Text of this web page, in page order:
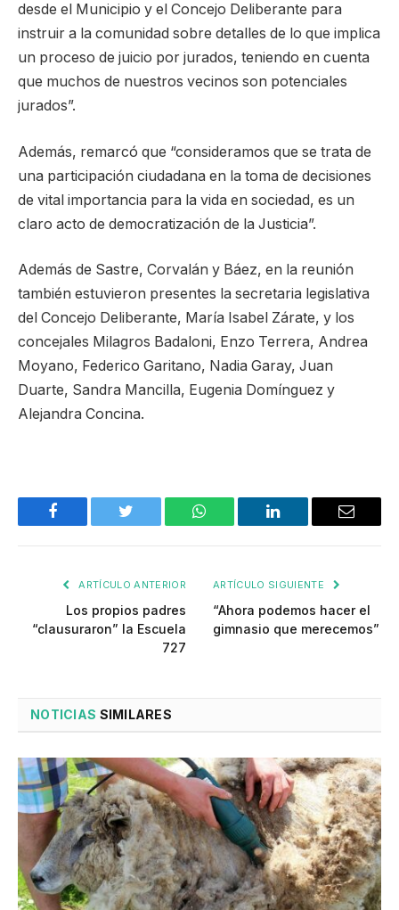
desde el Municipio y el Concejo Deliberante para
instruir a la comunidad sobre detalles de lo que implica
un proceso de juicio por jurados, teniendo en cuenta
que muchos de nuestros vecinos son potenciales
jurados”.
Además, remarcó que “consideramos que se trata de
una participación ciudadana en la toma de decisiones
de vital importancia para la vida en sociedad, es un
claro acto de democratización de la Justicia”.
Además de Sastre, Corvalán y Báez, en la reunión
también estuvieron presentes la secretaria legislativa
del Concejo Deliberante, María Isabel Zárate, y los
concejales Milagros Badaloni, Enzo Terrera, Andrea
Moyano, Federico Garitano, Nadia Garay, Juan
Duarte, Sandra Mancilla, Eugenia Domínguez y
Alejandra Concina.
Facebook Twitter WhatsApp LinkedIn Email
ARTÍCULO ANTERIOR
Los propios padres
“clausuraron” la Escuela
727
ARTÍCULO SIGUIENTE
“Ahora podemos hacer el
gimnasio que merecemos”
NOTICIAS SIMILARES